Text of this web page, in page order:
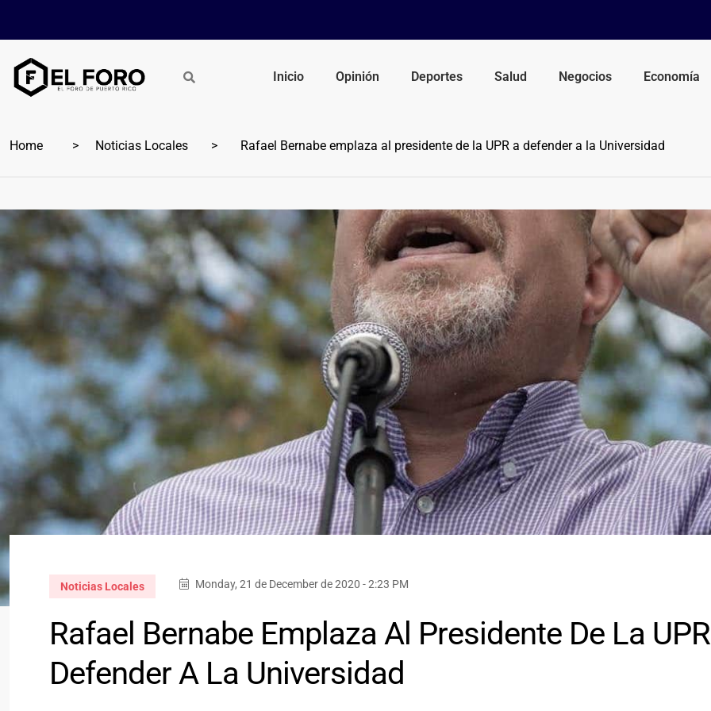
Inicio Opinión Deportes Salud Negocios Economía
Home Noticias Locales Rafael Bernabe emplaza al presidente de la UPR a defender a la Universidad
Noticias Locales Monday, 21 de December de 2020 - 2:23 PM
Rafael Bernabe Emplaza Al Presidente De La
Defender A La Universidad